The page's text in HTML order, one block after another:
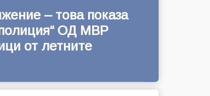
– това показа
ОД МВР
от летните